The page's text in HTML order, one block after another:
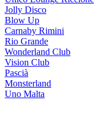
Jolly Disco
Blow Up
Carnaby Rimini
Rio Grande
Wonderland Club
Vision Club
Pascià
Monsterland
Uno Malta